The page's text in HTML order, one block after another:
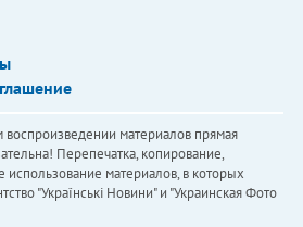
материалов прямая
Перепечатка, копирование,
материалов, в которых
"Українськi Новини" и "Украинская Фото